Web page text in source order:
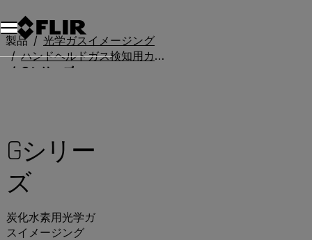
製品
光学ガスイメージング
ハンドヘルドガス検知用カメラ
Gシリーズ
Gシリー
ズ
炭化水素用光学ガ
スイメージング